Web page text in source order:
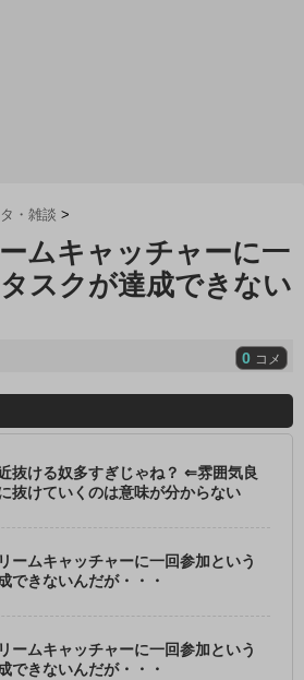
・雑談 >
ームキャッチャーに一
スクが達成できない
0 コメ
抜ける奴多すぎじゃね？ ⇐雰囲気良
抜けていくのは意味が分からない
ームキャッチャーに一回参加という
できないんだが・・・
ームキャッチャーに一回参加という
できないんだが・・・